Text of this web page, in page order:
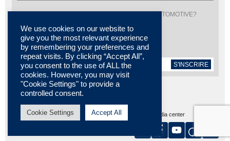
Vous souhaitez être informé de l'actualité de LISI AUTOMOTIVE?
Inscrivez-vous pour recevoir notre newsletter
S'INSCRIRE
Plan du site MENTIONS LÉGALES Contactez-nous
Media center
We use cookies on our website to
give you the most relevant experience
by remembering your preferences and
repeat visits. By clicking “Accept All”,
you consent to the use of ALL the
cookies. However, you may visit
"Cookie Settings" to provide a
controlled consent.
Cookie Settings Accept All